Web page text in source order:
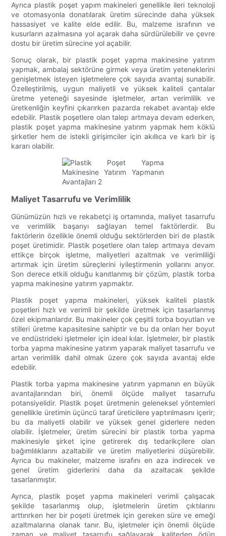
Ayrıca plastik poşet yapım makineleri genellikle ileri teknoloji
ve otomasyonla donatılarak üretim sürecinde daha yüksek
hassasiyet ve kalite elde edilir. Bu, malzeme israfının ve
kusurların azalmasına yol açarak daha sürdürülebilir ve çevre
dostu bir üretim sürecine yol açabilir.
Sonuç olarak, bir plastik poşet yapma makinesine yatırım
yapmak, ambalaj sektörüne girmek veya üretim yeteneklerini
genişletmek isteyen işletmelere çok sayıda avantaj sunabilir.
Özelleştirilmiş, uygun maliyetli ve yüksek kaliteli çantalar
üretme yeteneği sayesinde işletmeler, artan verimlilik ve
üretkenliğin keyfini çıkarırken pazarda rekabet avantajı elde
edebilir. Plastik poşetlere olan talep artmaya devam ederken,
plastik poşet yapma makinesine yatırım yapmak hem köklü
şirketler hem de istekli girişimciler için akıllıca ve karlı bir iş
kararı olabilir.
Maliyet Tasarrufu ve Verimlilik
Günümüzün hızlı ve rekabetçi iş ortamında, maliyet tasarrufu
ve verimlilik başarıyı sağlayan temel faktörlerdir. Bu
faktörlerin özellikle önemli olduğu sektörlerden biri de plastik
poşet üretimidir. Plastik poşetlere olan talep artmaya devam
ettikçe birçok işletme, maliyetleri azaltmak ve verimliliği
artırmak için üretim süreçlerini iyileştirmenin yollarını arıyor.
Son derece etkili olduğu kanıtlanmış bir çözüm, plastik torba
yapma makinesine yatırım yapmaktır.
Plastik poşet yapma makineleri, yüksek kaliteli plastik
poşetleri hızlı ve verimli bir şekilde üretmek için tasarlanmış
özel ekipmanlardır. Bu makineler çok çeşitli torba boyutları ve
stilleri üretme kapasitesine sahiptir ve bu da onları her boyut
ve endüstrideki işletmeler için ideal kılar. İşletmeler, bir plastik
torba yapma makinesine yatırım yaparak maliyet tasarrufu ve
artan verimlilik dahil olmak üzere çok sayıda avantaj elde
edebilir.
Plastik torba yapma makinesine yatırım yapmanın en büyük
avantajlarından biri, önemli ölçüde maliyet tasarrufu
potansiyelidir. Plastik poşet üretmenin geleneksel yöntemleri
genellikle üretimin üçüncü taraf üreticilere yaptırılmasını içerir;
bu da maliyetli olabilir ve yüksek genel giderlere neden
olabilir. İşletmeler, üretim sürecini bir plastik torba yapma
makinesiyle şirket içine getirerek dış tedarikçilere olan
bağımlılıklarını azaltabilir ve üretim maliyetlerini düşürebilir.
Ayrıca bu makineler, malzeme israfını en aza indirecek ve
genel üretim giderlerini daha da azaltacak şekilde
tasarlanmıştır.
Ayrıca, plastik poşet yapma makineleri verimli çalışacak
şekilde tasarlanmış olup, işletmelerin üretim çıktılarını
arttırırken her bir poşeti üretmek için gereken süre ve emeği
azaltmalarına olanak tanır. Bu, işletmeler için önemli ölçüde